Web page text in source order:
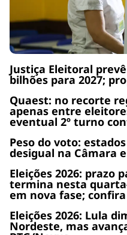
Justiça Eleitoral
bilhões para 2027;
Quaest: no recorte
apenas entre
eventual 2º turno
Peso do voto:
desigual na Câmara
Eleições 2026: prazo
termina nesta
em nova fase;
Eleições 2026: Lula
Nordeste, mas